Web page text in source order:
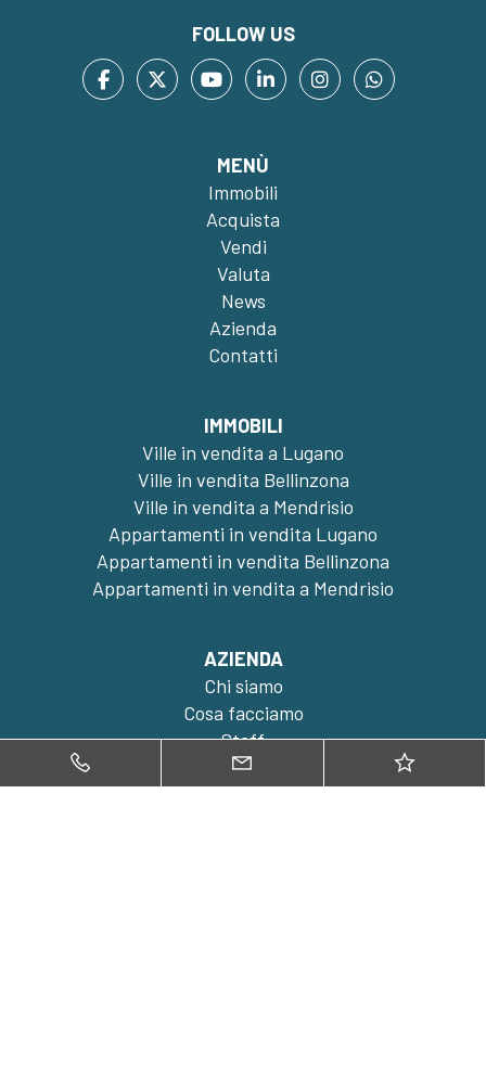
FOLLOW US
MENÙ
Immobili
Acquista
Vendi
Valuta
News
Azienda
Contatti
IMMOBILI
Ville in vendita a Lugano
Ville in vendita Bellinzona
Ville in vendita a Mendrisio
Appartamenti in vendita Lugano
Appartamenti in vendita Bellinzona
Appartamenti in vendita a Mendrisio
AZIENDA
Chi siamo
Cosa facciamo
Staff
Come vendere
Come acquistare